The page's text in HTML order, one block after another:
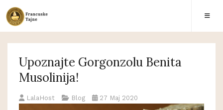
Upoznajte Gorgonzolu Benita
Musolinija!
LalaHost Blog 27 Maj 2020